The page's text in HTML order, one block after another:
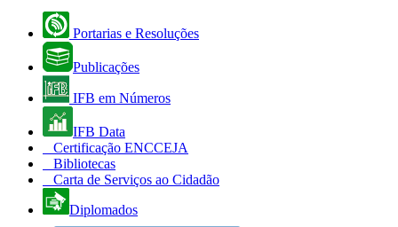
Portarias e Resoluções
Publicações
IFB em Números
IFB Data
Certificação ENCCEJA
Bibliotecas
Carta de Serviços ao Cidadão
Diplomados